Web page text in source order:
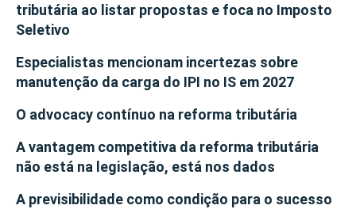
tributária ao listar propostas e foca no Imposto
Seletivo
Especialistas mencionam incertezas sobre
manutenção da carga do IPI no IS em 2027
O advocacy contínuo na reforma tributária
A vantagem competitiva da reforma tributária
não está na legislação, está nos dados
A previsibilidade como condição para o sucesso